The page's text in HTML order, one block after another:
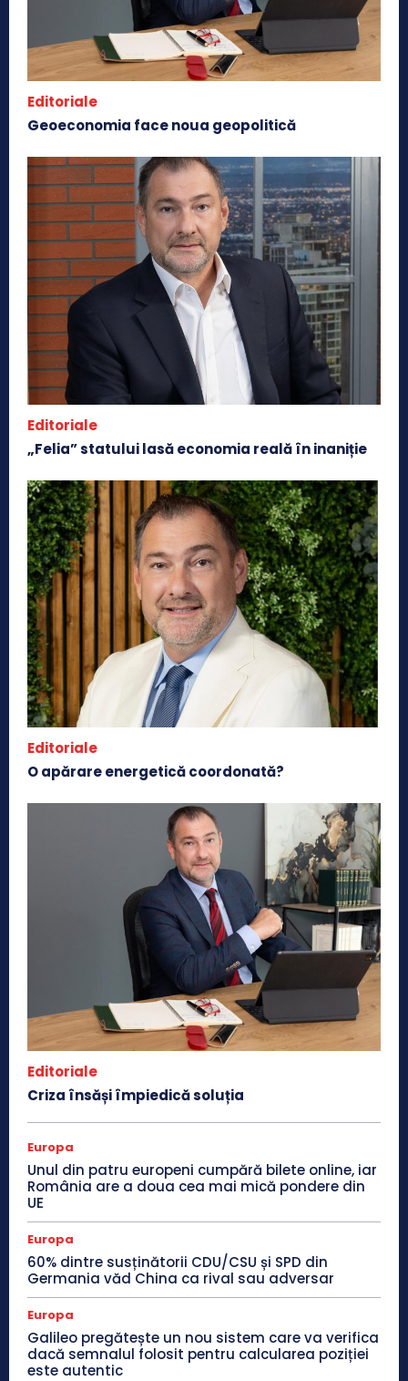
Editoriale
Geoeconomia face noua geopolitică
Editoriale
„Felia” statului lasă economia reală în inaniție
Editoriale
O apărare energetică coordonată?
Editoriale
Criza însăși împiedică soluția
Europa
Unul din patru europeni cumpără bilete online, iar
România are a doua cea mai mică pondere din
UE
Europa
60% dintre susținătorii CDU/CSU și SPD din
Germania văd China ca rival sau adversar
Europa
Galileo pregătește un nou sistem care va verifica
dacă semnalul folosit pentru calcularea poziției
este autentic